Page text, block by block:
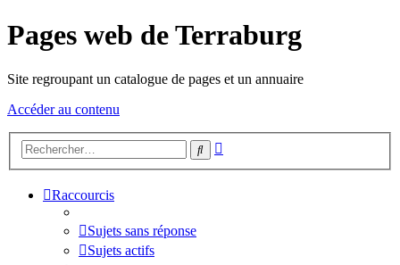
Pages web de Terraburg
Site regroupant un catalogue de pages et un annuaire
Accéder au contenu
Rechercher
Raccourcis
Sujets sans réponse
Sujets actifs